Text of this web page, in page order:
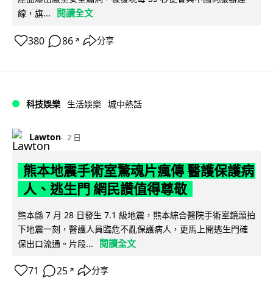
線，旗...
閱讀全文
380 86 ↗ 分享
科技娛樂 生活娛樂 城中熱話
Lawton 2 日
熊本地震手術室驚魂片瘋傳 醫護保護病
人、逃生門 網民讚值得尊敬
熊本縣 7 月 28 日發生 7.1 級地震，熊本綜合醫院手術室鏡頭拍
下地震一刻，醫護人員臨危不亂保護病人，更馬上開逃生門確
保出口流通。片段...
閱讀全文
71 25 ↗ 分享